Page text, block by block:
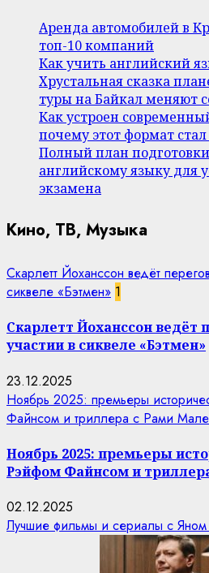
Аренда автомобилей в
топ-10 компаний
Как учить английский
Хрустальная сказка
туры на Байкал меняют
Как устроен
почему этот формат
Полный план
английскому языку для
экзамена
Кино, ТВ, Музыка
Скарлетт Йоханссон ведёт
сиквеле «Бэтмен» 1
Скарлетт Йоханссон ведёт
участии в сиквеле «Бэтмен»
23.12.2025
Ноябрь 2025: премьеры
Файнсом и триллера с Рами
Ноябрь 2025: премьеры
Рэйфом Файнсом и
02.12.2025
Лучшие фильмы и сериалы с